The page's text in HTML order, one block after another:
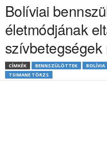
Bolíviai
életmódjának
CÍMKÉK BENNSZÜLÖTTEK BOLÍVIA
TSIMANE TÖRZS